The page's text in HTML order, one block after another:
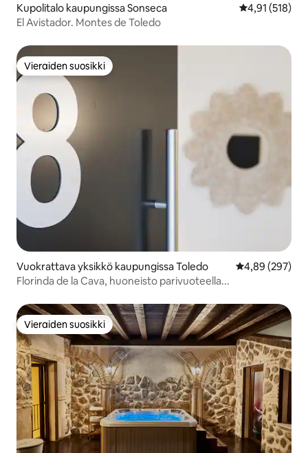
Kupolitalo kaupungissa Sonseca
4,91 (518)
El Avistador. Montes de Toledo
Vieraiden suosikki
Vieraiden suosikki
Vuokrattava yksikkö kaupungissa Toledo
4,89 (297)
Florinda de la Cava, huoneisto parivuoteella...
Vieraiden suosikki
Vieraiden suosikki